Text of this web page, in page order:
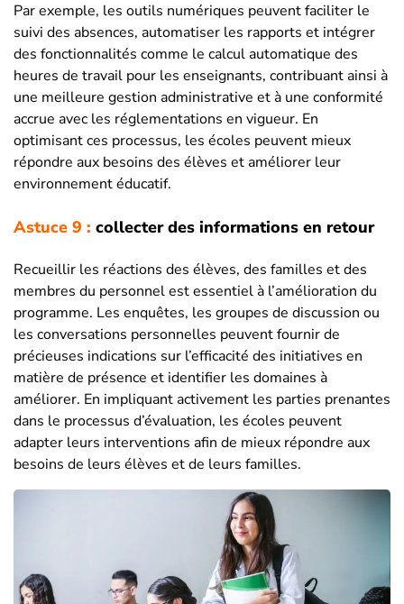
Par exemple, les outils numériques peuvent faciliter le
suivi des absences, automatiser les rapports et intégrer
des fonctionnalités comme le calcul automatique des
heures de travail pour les enseignants, contribuant ainsi à
une meilleure gestion administrative et à une conformité
accrue avec les réglementations en vigueur. En
optimisant ces processus, les écoles peuvent mieux
répondre aux besoins des élèves et améliorer leur
environnement éducatif.
Astuce 9 : collecter des informations en retour
Recueillir les réactions des élèves, des familles et des
membres du personnel est essentiel à l’amélioration du
programme. Les enquêtes, les groupes de discussion ou
les conversations personnelles peuvent fournir de
précieuses indications sur l’efficacité des initiatives en
matière de présence et identifier les domaines à
améliorer. En impliquant activement les parties prenantes
dans le processus d’évaluation, les écoles peuvent
adapter leurs interventions afin de mieux répondre aux
besoins de leurs élèves et de leurs familles.